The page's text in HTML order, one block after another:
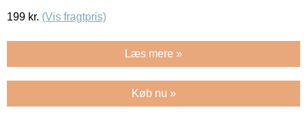
199 kr. (Vis fragtpris)
Læs mere »
Køb nu »